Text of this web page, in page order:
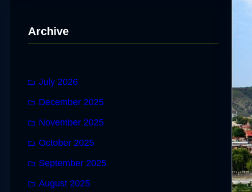
Archive
July 2026
December 2025
November 2025
October 2025
September 2025
August 2025